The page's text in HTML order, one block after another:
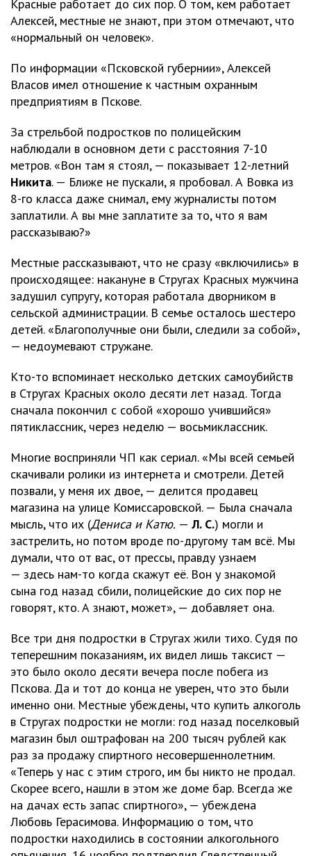
Красные работает до сих пор. О том, кем работает
Алексей, местные не знают, при этом отмечают, что
«нормальный он человек».
По информации «Псковской губернии», Алексей
Власов имел отношение к частным охранным
предприятиям в Пскове.
За стрельбой подростков по полицейским
наблюдали в основном дети с расстояния 7-10
метров. «Вон там я стоял, — показывает 12-летний
Никита. — Ближе не пускали, я пробовал. А Вовка из
8-го класса даже снимал, ему журналисты потом
заплатили. А вы мне заплатите за то, что я вам
рассказываю?»
Местные рассказывают, что не сразу «включились» в
происходящее: накануне в Стругах Красных мужчина
задушил супругу, которая работала дворником в
сельской администрации. В семье осталось шестеро
детей. «Благополучные они были, следили за собой»,
— недоумевают стружане.
Кто-то вспоминает несколько детских самоубийств
в Стругах Красных около десяти лет назад. Тогда
сначала покончил с собой «хорошо учившийся»
пятиклассник, через неделю — восьмиклассник.
Многие восприняли ЧП как сериал. «Мы всей семьей
скачивали ролики из интернета и смотрели. Детей
позвали, у меня их двое, — делится продавец
магазина на улице Комиссаровской. — Была сначала
мысль, что их (Дениса и Катю. — Л. С.) могли и
застрелить, но потом вроде по-другому там всё. Мы
думали, что от вас, от прессы, правду узнаем
— здесь нам-то когда скажут её. Вон у знакомой
сына год назад сбили, полицейские до сих пор не
говорят, кто. А знают, может», — добавляет она.
Все три дня подростки в Стругах жили тихо. Судя по
теперешним показаниям, их видел лишь таксист —
это было около десяти вечера после побега из
Пскова. Да и тот до конца не уверен, что это были
именно они. Местные убеждены, что купить алкоголь
в Стругах подростки не могли: год назад поселковый
магазин был оштрафован на 200 тысяч рублей как
раз за продажу спиртного несовершеннолетним.
«Теперь у нас с этим строго, им бы никто не продал.
Скорее всего, нашли в этом же доме бар. Всегда же
на дачах есть запас спиртного», — убеждена
Любовь Герасимова. Информацию о том, что
подростки находились в состоянии алкогольного